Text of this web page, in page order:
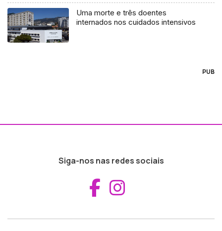
Uma morte e três doentes
internados nos cuidados intensivos
PUB
Siga-nos nas redes sociais
Aceder ao